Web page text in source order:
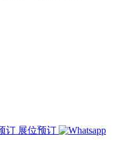
展位预订